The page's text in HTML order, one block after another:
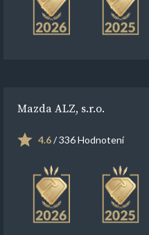
Mazda ALZ, s.r.o.
4.6/ 336 Hodnotení